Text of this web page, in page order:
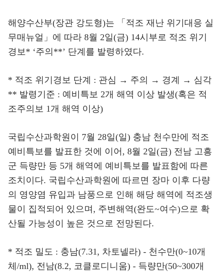
해양수산부(장관 강도형)는 「적조 재난 위기대응 실
무매뉴얼」에 따라 8월 2일(금) 14시부로 적조 위기
경보* ‘주의**’ 단계를 발령하였다.
* 적조 위기경보 단계 : 관심 → 주의 → 경계 → 심각
** 발령기준 : 예비특보 2개 해역 이상 발생(혹은 적
조주의보 1개 해역 이상)
국립수산과학원이 7월 28일(일) 충남 천수만에 적조
예비특보를 발표한 것에 이어, 8월 2일(금) 전남 고흥
군 득량만 등 5개 해역에 예비특보를 발표함에 따른
조치이다. 국립수산과학원에 따르면 장마 이후 다량
의 영양염 유입과 남풍으로 인해 해당 해역에 적조생
물이 집적되어 있으며, 주변해역(완도~여수)으로 확
산될 가능성이 높은 것으로 전망된다.
* 적조 밀도 : 충남(7.31, 차토넬라) - 천수만(0~10개
체/ml), 전남(8.2, 코클로디니움) - 득량만(50~300개